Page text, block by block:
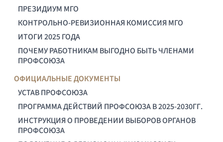
ПРЕЗИДИУМ МГО
КОНТРОЛЬНО-РЕВИЗИОННАЯ КОМИССИЯ МГО
ИТОГИ 2025 ГОДА
ПОЧЕМУ РАБОТНИКАМ ВЫГОДНО БЫТЬ ЧЛЕНАМИ
ПРОФСОЮЗА
ОФИЦИАЛЬНЫЕ ДОКУМЕНТЫ
УСТАВ ПРОФСОЮЗА
ПРОГРАММА ДЕЙСТВИЙ ПРОФСОЮЗА В 2025-2030ГГ.
ИНСТРУКЦИЯ О ПРОВЕДЕНИИ ВЫБОРОВ ОРГАНОВ
ПРОФСОЮЗА